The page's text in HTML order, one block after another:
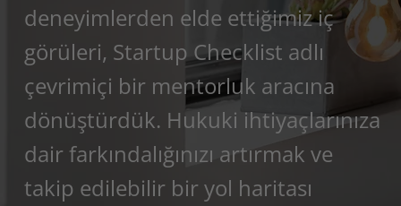
deneyimlerden elde ettiğimiz iç
görüleri, Startup Checklist adlı
çevrimiçi bir mentorluk aracına
dönüştürdük. Hukuki ihtiyaçlarınıza
dair farkındalığınızı artırmak ve
takip edilebilir bir yol haritası